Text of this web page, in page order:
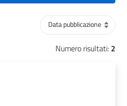
Ordinamento
Numero risultati: 2